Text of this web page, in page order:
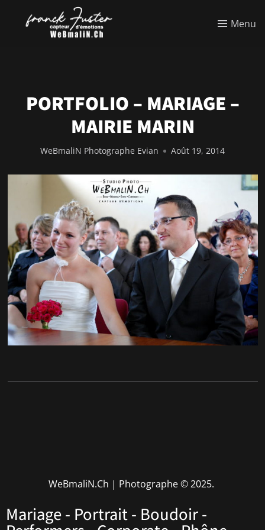
Menu
PORTFOLIO – MARIAGE –
MAIRIE MARIN
WeBmaliN Photographe Evian Août 19, 2014
WeBmaliN.Ch | Photographe© 2025.
Mariage - Portrait - Boudoir -